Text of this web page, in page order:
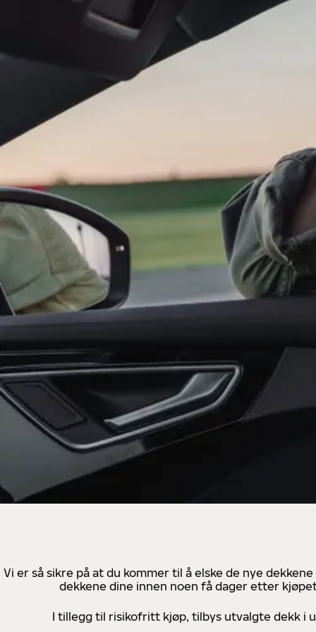
Vi er så sikre på at du kommer til å elske de nye
dekkene dine innen noen få dager etter
I tillegg til risikofritt kjøp, tilbys utvalgte dekk i